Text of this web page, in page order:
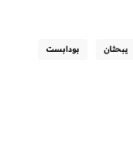
يبحثان بودابست